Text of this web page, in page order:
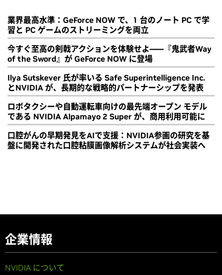
業界最高水準：GeForce NOW で、1 台のノート PC で学
習と PC ゲームのストリーミングを両立
今すぐ至高の剣戟アクションを体験せよ――『鬼武者Way
of the Sword』が GeForce NOW に登場
Ilya Sutskever 氏が率いる Safe Superintelligence Inc.
とNVIDIA が、長期的な戦略的パートナーシップを発表
ロボタクシーや自動運転車向けの最先端オープン モデル
である NVIDIA Alpamayo 2 Super が、商用利用可能に
口腔がんの早期発見をAIで支援：NVIDIA参画の研究を基
盤に開発された口腔粘膜画像解析システムが社会実装へ
企業情報
NVIDIA について